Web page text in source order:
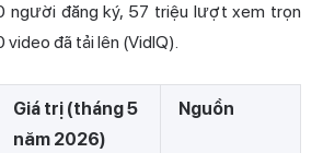
người đăng ký, 57 triệu lượt xem trọn
đã tải lên (VidIQ).
Giá trị (tháng 5
năm 2026)
Nguồn